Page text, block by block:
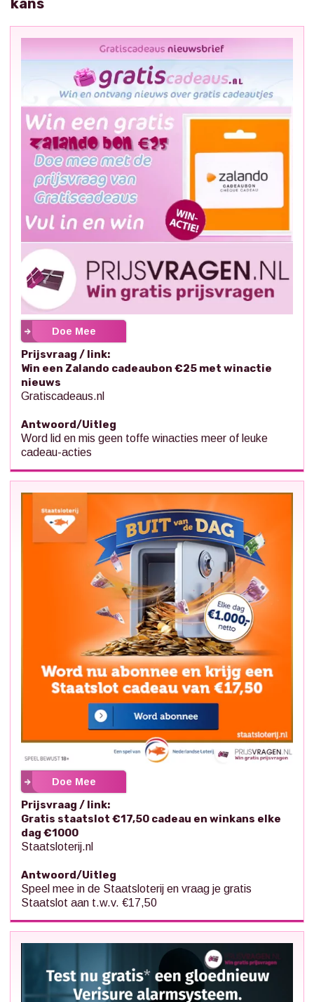
kans
Doe Mee
Prijsvraag / link:
Win een Zalando cadeaubon €25 met winactie
nieuws
Gratiscadeaus.nl
Antwoord/Uitleg
Word lid en mis geen toffe winacties meer of leuke
cadeau-acties
Doe Mee
Prijsvraag / link:
Gratis staatslot €17,50 cadeau en winkans elke
dag €1000
Staatsloterij.nl
Antwoord/Uitleg
Speel mee in de Staatsloterij en vraag je gratis
Staatslot aan t.w.v. €17,50